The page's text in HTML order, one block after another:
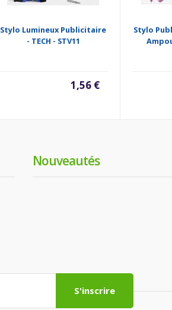
Stylo Lumineux Publicitaire
- TECH - STV11
1,56 €
Stylo
Nouveautés
S'inscrire